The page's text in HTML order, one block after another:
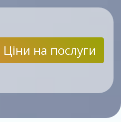
Ціни на послуги